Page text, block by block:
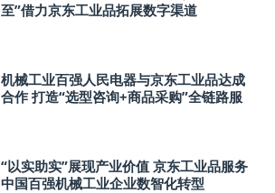
至”借力京东工业品拓展数字渠道
机械工业百强人民电器与京东工业品达成
合作 打造“选型咨询+商品采购”全链路服
“以实助实”展现产业价值 京东工业品服务
中国百强机械工业企业数智化转型